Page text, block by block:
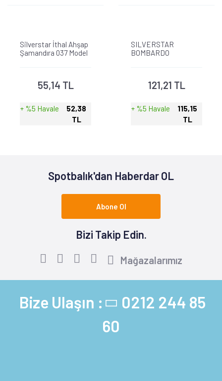
Silverstar İthal Ahşap
Şamandıra 037 Model
55,14 TL
+ %5 Havale
52,38
TL
SILVERSTAR
BOMBARDO
121,21 TL
+ %5 Havale
115,15
TL
Spotbalık'dan Haberdar OL
Abone Ol
Bizi Takip Edin.
Mağazalarımız
Bize Ulaşın : 0212 244 85
60